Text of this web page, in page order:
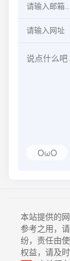
OωO
本站提供的
参考之用，
纷，责任由
权益，请及